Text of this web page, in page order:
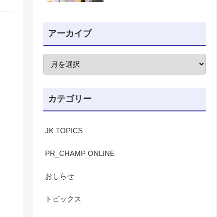
アーカイブ
カテゴリー
JK TOPICS
PR_CHAMP ONLINE
おしらせ
トピックス